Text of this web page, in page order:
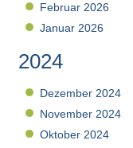
Februar 2026
Januar 2026
2024
Dezember 2024
November 2024
Oktober 2024